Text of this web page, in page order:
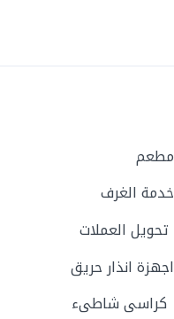
مطعم
خدمة الغرف
تحويل العملات
اجهزة انذار حريق
كراسى شاطىء